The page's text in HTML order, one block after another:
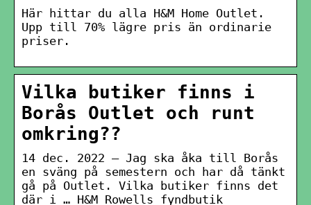
Här hittar du alla H&M Home Outlet.
Upp till 70% lägre pris än ordinarie
priser.
Vilka butiker finns i
Borås Outlet och runt
omkring??
14 dec. 2022 — Jag ska åka till Borås
en sväng på semestern och har då tänkt
gå på Outlet. Vilka butiker finns det
där i … H&M Rowells fyndbutik